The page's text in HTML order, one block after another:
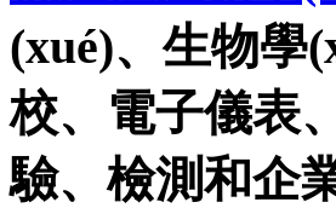
(xué)、生物學
校、電子儀表
驗、檢測和企